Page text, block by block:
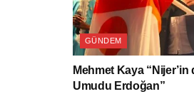
GÜNDEM
Mehmet Kaya “Nijer’in
Umudu Erdoğan”